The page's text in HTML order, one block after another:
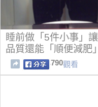
睡前做「5件小事」
品質還能「順便減肥
790觀看